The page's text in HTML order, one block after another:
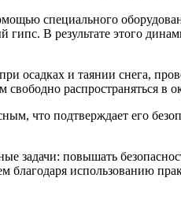
специального
В результате этого
и таянии снега,
распространяться в
что подтверждает его
повышать
использованию